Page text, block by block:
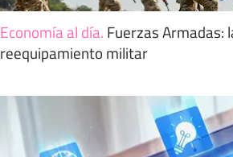
Economía al día. Fuerzas Armadas:
reequipamiento militar